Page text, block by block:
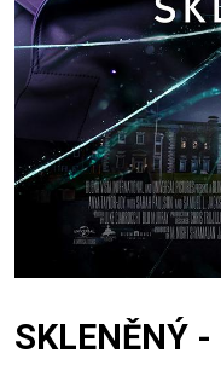
SKLENĚNÝ